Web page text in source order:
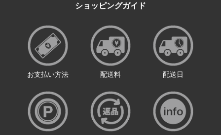
ショッピングガイド
お支払い方法 配送料 配送日